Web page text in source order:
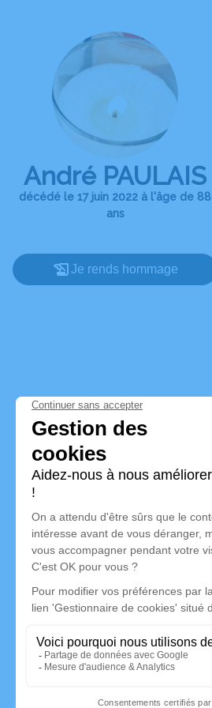
André PAULAIS
décédé le 17 juin 2022 à l'âge de 88
ans
Je rends hommage